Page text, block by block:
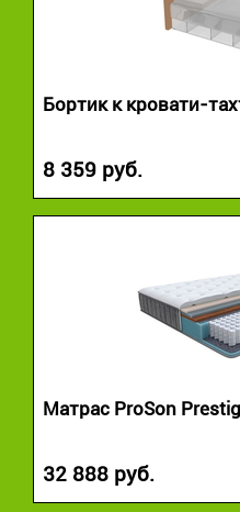
Бортик к кровати-
8 359 руб.
Матрас ProSon
32 888 руб.